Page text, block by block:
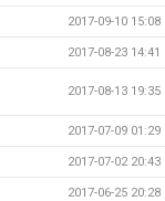
2017-09-10 15:08
2017-08-23 14:41
2017-08-13 19:35
2017-07-09 01:29
2017-07-02 20:43
2017-06-25 20:28